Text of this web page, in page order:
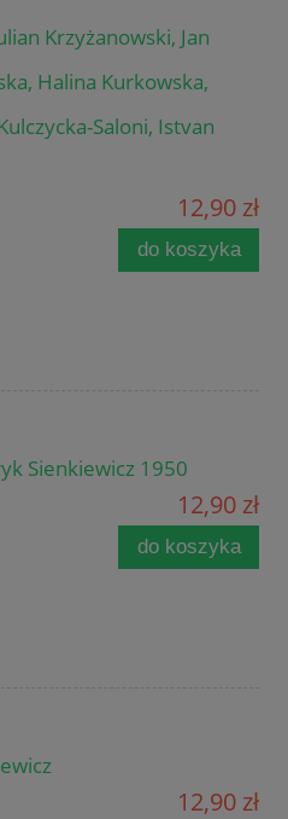
Krzyżanowski, Jan
Halina Kurkowska,
Saloni, Istvan
12,90 zł
do koszyka
Sienkiewicz 1950
12,90 zł
do koszyka
12,90 zł